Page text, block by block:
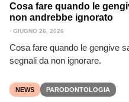
Cosa fare quando le
non andrebbe ignorato
⋅ GIUGNO 26, 2026
Cosa fare quando le gengive
segnali da non ignorare.
NEWS PARODONTOLOGIA